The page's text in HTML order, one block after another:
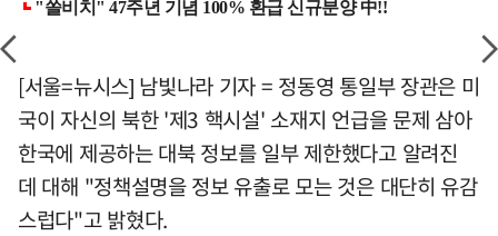
[서울=뉴시스] 남빛나라 기자 = 정동영 통일부 장관은 미
국이 자신의 북한 '제3 핵시설' 소재지 언급을 문제 삼아
한국에 제공하는 대북 정보를 일부 제한했다고 알려진
데 대해 "정책설명을 정보 유출로 모는 것은 대단히 유감
스럽다"고 밝혔다.